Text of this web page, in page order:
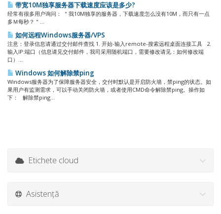
带宽10M独享服务器下载速度应该是多少?
经常有很多用户询问： ＂我10M独享的服务器，下载速度怎么没有10M，而只有一点
多Ｍ每秒？＂...
如何远程Windows服务器/VPS
注意：登录信息请通过交付邮件查找 1. 开始-输入remote-搜索远程桌面连接工具 2.
输入IP:端口（信息请见交付邮件，我司采用随机端口，需要修改请见：如何修改端
口）...
Windows 如何解除禁ping
Windows服务器为了保障服务器安全，交付时默认是开启防火墙，禁ping的状态。如
果用户有监测需求，可以手动关闭防火墙，或者使用CMD命令解除禁ping。操作如
下： 解除禁ping...
Etichete cloud
Asistență